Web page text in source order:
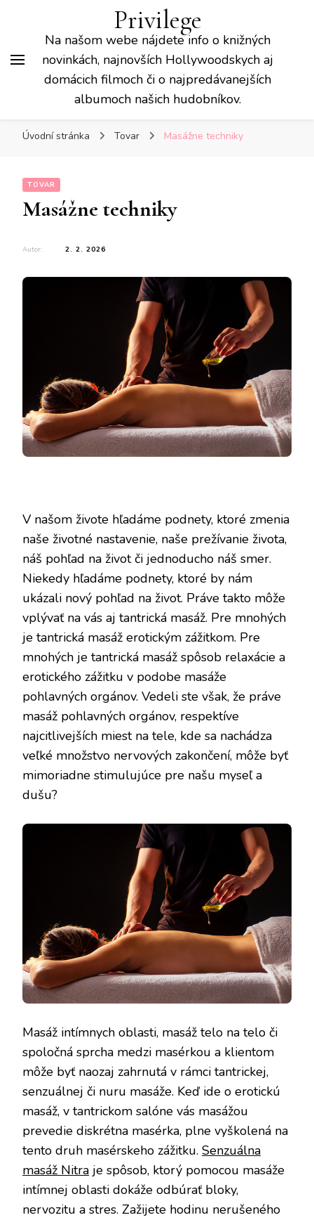
Privilege
Na našom webe nájdete info o knižných
novinkách, najnovších Hollywoodskych aj
domácich filmoch či o najpredávanejších
albumoch našich hudobníkov.
Úvodní stránka Tovar Masážne techniky
TOVAR
Masážne techniky
Autor: 2. 2. 2026
V našom živote hľadáme podnety, ktoré zmenia
naše životné nastavenie, naše prežívanie života,
náš pohľad na život či jednoducho náš smer.
Niekedy hľadáme podnety, ktoré by nám
ukázali nový pohľad na život. Práve takto môže
vplývať na vás aj tantrická masáž. Pre mnohých
je tantrická masáž erotickým zážitkom. Pre
mnohých je tantrická masáž spôsob relaxácie a
erotického zážitku v podobe masáže
pohlavných orgánov. Vedeli ste však, že práve
masáž pohlavných orgánov, respektíve
najcitlivejších miest na tele, kde sa nachádza
veľké množstvo nervových zakončení, môže byť
mimoriadne stimulujúce pre našu myseľ a
dušu?
Masáž intímnych oblasti, masáž telo na telo či
spoločná sprcha medzi masérkou a klientom
môže byť naozaj zahrnutá v rámci tantrickej,
senzuálnej či nuru masáže. Keď ide o erotickú
masáž, v tantrickom salóne vás masážou
prevedie diskrétna masérka, plne vyškolená na
tento druh masérskeho zážitku. Senzuálna
masáž Nitra je spôsob, ktorý pomocou masáže
intímnej oblasti dokáže odbúrať bloky,
nervozitu a stres. Zažijete hodinu nerušeného